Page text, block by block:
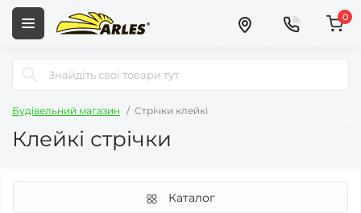
0
Будівельний магазин Стрічки клейкі
Клейкі стрічки
Каталог